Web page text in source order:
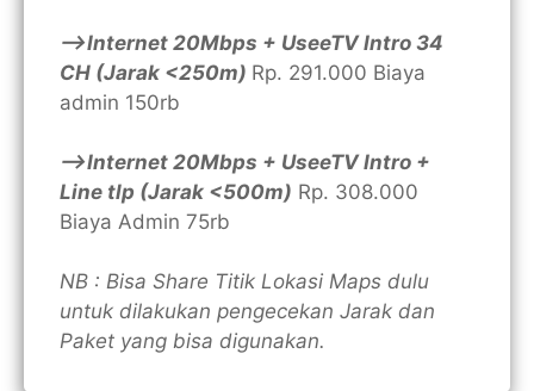
—>Internet 20Mbps + UseeTV Intro 34
CH (Jarak <250m) Rp. 291.000 Biaya
admin 150rb
—>Internet 20Mbps + UseeTV Intro +
Line tlp (Jarak <500m) Rp. 308.000
Biaya Admin 75rb
NB : Bisa Share Titik Lokasi Maps dulu
untuk dilakukan pengecekan Jarak dan
Paket yang bisa digunakan.